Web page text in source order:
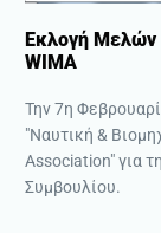
Εκλογή Μελών
WIMA
Την 7η
"Ναυτική &
Association" για
Συμβουλίου.